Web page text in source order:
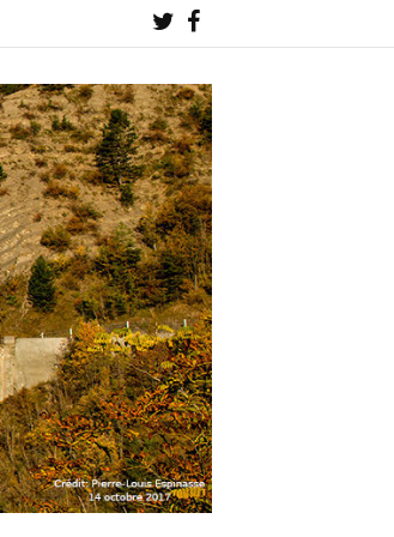
Twitter
!
Facebook
!